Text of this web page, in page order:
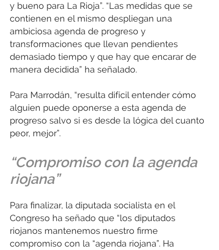
y bueno para La Rioja”. “Las medidas que se
contienen en el mismo despliegan una
ambiciosa agenda de progreso y
transformaciones que llevan pendientes
demasiado tiempo y que hay que encarar de
manera decidida” ha señalado.
Para Marrodán, “resulta difícil entender cómo
alguien puede oponerse a esta agenda de
progreso salvo si es desde la lógica del cuanto
peor, mejor”.
“Compromiso con la agenda
riojana”
Para finalizar, la diputada socialista en el
Congreso ha señado que “los diputados
riojanos mantenemos nuestro firme
compromiso con la “agenda riojana”. Ha